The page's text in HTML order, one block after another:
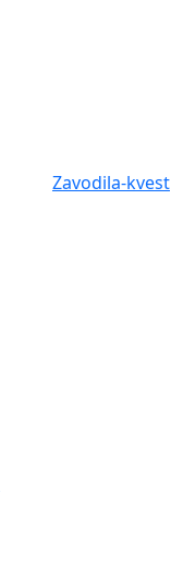
Zavodila-kvest